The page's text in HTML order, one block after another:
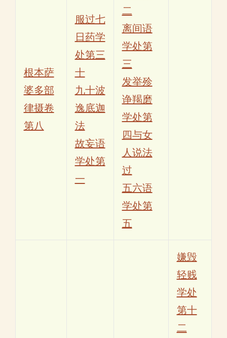
根本萨
婆多部
律摄卷
第八
服过七
日药学
处第三
十
九十波
逸底迦
法
故妄语
学处第
一
二
离间语
学处第
三
发举殄
诤羯磨
学处第
四与女
人说法
过
五六语
学处第
五
嫌毁
轻贱
学处
第十
二